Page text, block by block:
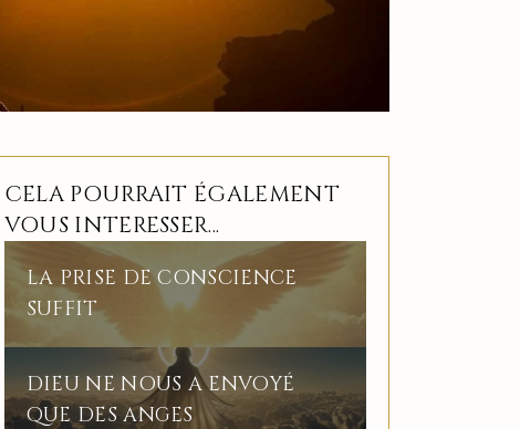
CELA POURRAIT ÉGALEMENT
VOUS INTERESSER...
LA PRISE DE CONSCIENCE
SUFFIT
DIEU NE NOUS A ENVOYÉ
QUE DES ANGES